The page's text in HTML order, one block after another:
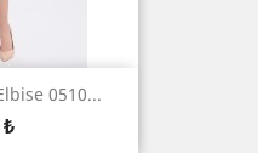
0510...